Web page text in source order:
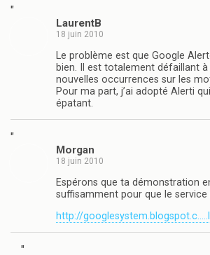
"
LaurentB
18 juin 2010
Le problème est que Google
bien. Il est totalement défaillant
nouvelles occurrences sur les
Pour ma part, j’ai adopté Alerti
épatant.
"
Morgan
18 juin 2010
Espérons que ta démonstration
suffisamment pour que le
http://
"